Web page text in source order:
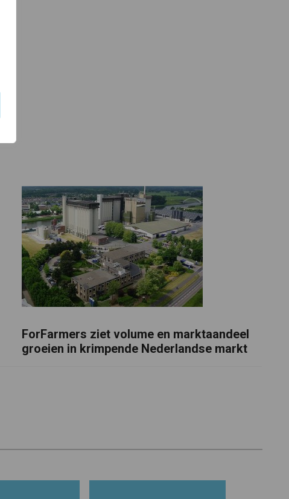
ForFarmers ziet volume en marktaandeel
groeien in krimpende Nederlandse markt